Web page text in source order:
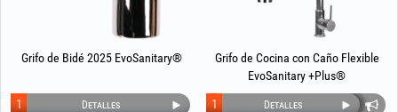
Grifo de Bidé 2025 EvoSanitary®
Detalles
1
Grifo de Cocina con Caño Flexible
EvoSanitary +Plus®
Detalles
1